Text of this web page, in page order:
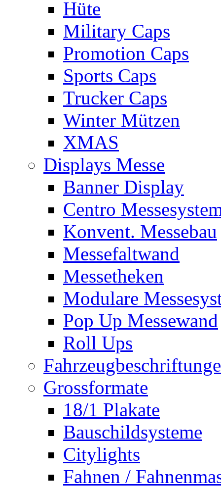
Hüte
Military Caps
Promotion Caps
Sports Caps
Trucker Caps
Winter Mützen
XMAS
Displays Messe
Banner Display
Centro
Konvent. Messebau
Messefaltwand
Messetheken
Modulare
Pop Up Messewand
Roll Ups
Grossformate
18/1 Plakate
Bauschildsysteme
Citylights
Fahnen /